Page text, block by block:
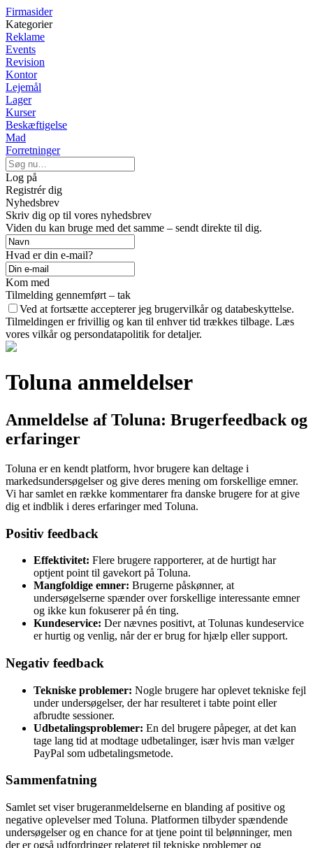
Firmasider
Kategorier
Reklame
Events
Revision
Kontor
Lejemål
Lager
Kurser
Beskæftigelse
Mad
Forretninger
Log på
Registrér dig
Nyhedsbrev
Skriv dig op til vores nyhedsbrev
Viden du kan bruge med det samme – sendt direkte til dig.
Hvad er din e-mail?
Kom med
Tilmelding gennemført – tak
Ved at fortsætte accepterer jeg brugervilkår og databeskyttelse.
Tilmeldingen er frivillig og kan til enhver tid trækkes tilbage. Læs
vores vilkår og persondatapolitik for detaljer.
Toluna anmeldelser
Anmeldelse af Toluna: Brugerfeedback og
erfaringer
Toluna er en kendt platform, hvor brugere kan deltage i
markedsundersøgelser og give deres mening om forskellige emner.
Vi har samlet en række kommentarer fra danske brugere for at give
dig et indblik i deres erfaringer med Toluna.
Positiv feedback
Effektivitet: Flere brugere rapporterer, at de hurtigt har
optjent point til gavekort på Toluna.
Mangfoldige emner: Brugerne påskønner, at
undersøgelserne spænder over forskellige interessante emner
og ikke kun fokuserer på én ting.
Kundeservice: Der nævnes positivt, at Tolunas kundeservice
er hurtig og venlig, når der er brug for hjælp eller support.
Negativ feedback
Tekniske problemer: Nogle brugere har oplevet tekniske fejl
under undersøgelser, der har resulteret i tabte point eller
afbrudte sessioner.
Udbetalingsproblemer: En del brugere påpeger, at det kan
tage lang tid at modtage udbetalinger, især hvis man vælger
PayPal som udbetalingsmetode.
Sammenfatning
Samlet set viser brugeranmeldelserne en blanding af positive og
negative oplevelser med Toluna. Platformen tilbyder spændende
undersøgelser og en chance for at tjene point til belønninger, men
der er også udfordringer relateret til tekniske problemer og